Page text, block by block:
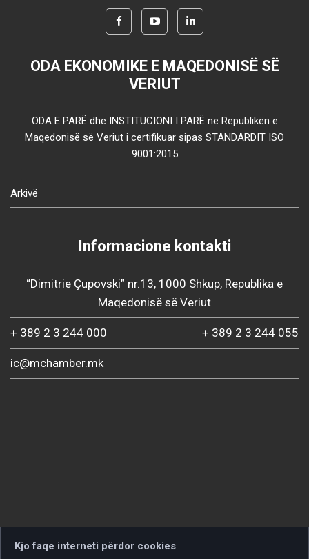
ODA EKONOMIKE E MAQEDONISË SË
VERIUT
ODA E PARË dhe INSTITUCIONI I PARË në Republikën e
Maqedonisë së Veriut i certifikuar sipas STANDARDIT ISO
9001:2015
Arkivë
Informacione kontakti
“Dimitrie Çupovski” nr.13, 1000 Shkup, Republika e
Maqedonisë së Veriut
+ 389 2 3 244 000 + 389 2 3 244 055
ic@mchamber.mk
Kjo faqe interneti përdor cookies